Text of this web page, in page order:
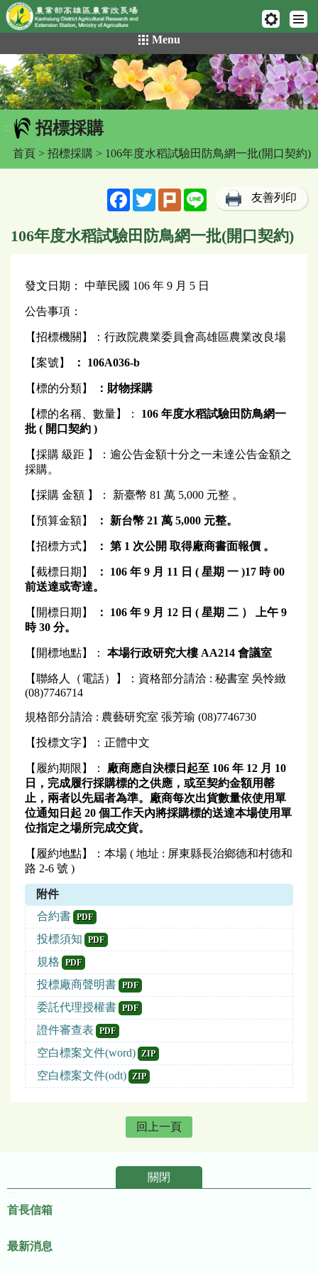
網頁置頂
到
主
要
內
容
區
Menu
::: 招標採購
首頁 > 招標採購 > 106年度水稻試驗田防鳥網一批(開口契約)
FacebookTwitterPlurk Line 友善列印
106年度水稻試驗田防鳥網一批(開口契約)
發文日期： 中華民國 106 年 9 月 5 日
公告事項：
【招標機關】：行政院農業委員會高雄區農業改良場
【案號】 ： 106A036-b
【標的分類】 ：財物採購
【標的名稱、數量】： 106 年度水稻試驗田防鳥網一
批 ( 開口契約 )
【採購 級距 】：逾公告金額十分之一未達公告金額之
採購。
【採購 金額 】： 新臺幣 81 萬 5,000 元整 。
【預算金額】 ： 新台幣 21 萬 5,000 元整。
【招標方式】 ： 第 1 次公開 取得廠商書面報價 。
【截標日期】 ： 106 年 9 月 11 日 ( 星期 一 )17 時 00
前送達或寄達。
【開標日期】 ： 106 年 9 月 12 日 ( 星期 二 ） 上午 9
時 30 分。
【開標地點】： 本場行政研究大樓 AA214 會議室
【聯絡人（電話）】：資格部分請洽 : 秘書室 吳怜緻
(08)7746714
規格部分請洽 : 農藝研究室 張芳瑜 (08)7746730
【投標文字】：正體中文
【履約期限】： 廠商應自決標日起至 106 年 12 月 10
日，完成履行採購標的之供應，或至契約金額用罄
止，兩者以先屆者為準。廠商每次出貨數量依使用單
位通知日起 20 個工作天內將採購標的送達本場使用單
位指定之場所完成交貨。
【履約地點】：本場 ( 地址 : 屏東縣長治鄉德和村德和
路 2-6 號 )
附件
合約書 PDF
投標須知 PDF
規格 PDF
投標廠商聲明書 PDF
委託代理授權書 PDF
證件審查表 PDF
空白標案文件(word) ZIP
空白標案文件(odt) ZIP
回上一頁
關閉
首長信箱
最新消息